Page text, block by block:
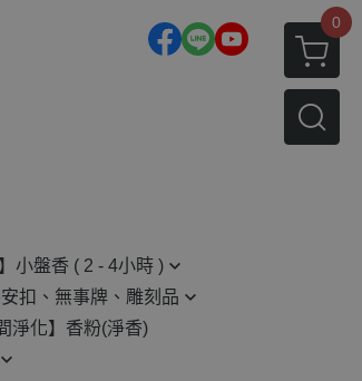
0
小盤香 ( 2 - 4小時 )
安扣、無事牌、雕刻品
淨化】香粉(淨香)